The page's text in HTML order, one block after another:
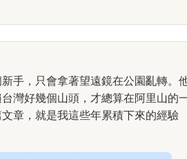
手，只會拿著望遠鏡在公園亂轉。
灣好幾個山頭，才總算在阿里山的
章，就是我這些年累積下來的經驗